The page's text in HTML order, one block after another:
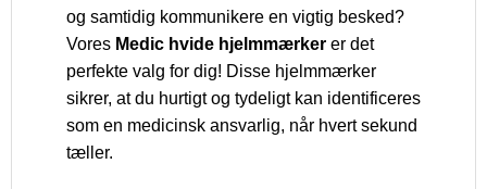
og samtidig kommunikere en vigtig besked?
Vores Medic hvide hjelmmærker er det
perfekte valg for dig! Disse hjelmmærker
sikrer, at du hurtigt og tydeligt kan identificeres
som en medicinsk ansvarlig, når hvert sekund
tæller.